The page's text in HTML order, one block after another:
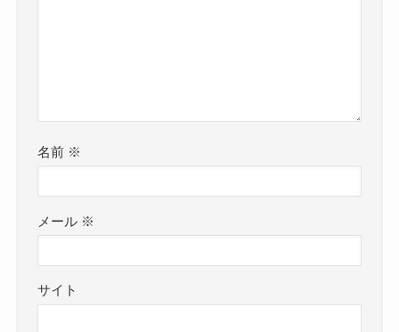
名前 ※
メール ※
サイト